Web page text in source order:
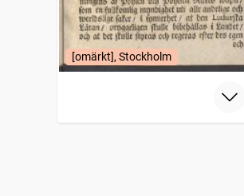
[omärkt], Stockholm